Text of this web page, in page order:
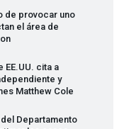
de provocar uno
el área de
EE.UU. cita a
y
Matthew Cole
Departamento